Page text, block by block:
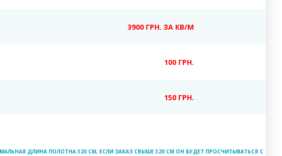
3900 ГРН. ЗА КВ/М
100 ГРН.
150 ГРН.
ДЛИНА ПОЛОТНА 320 СМ, ЕСЛИ ЗАКАЗ СВЫШЕ 320 СМ ОН БУДЕТ ПРОСЧИТЫВАТЬСЯ С